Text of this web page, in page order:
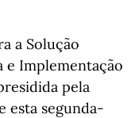
a Solução
e Implementação
pela
esta segunda-